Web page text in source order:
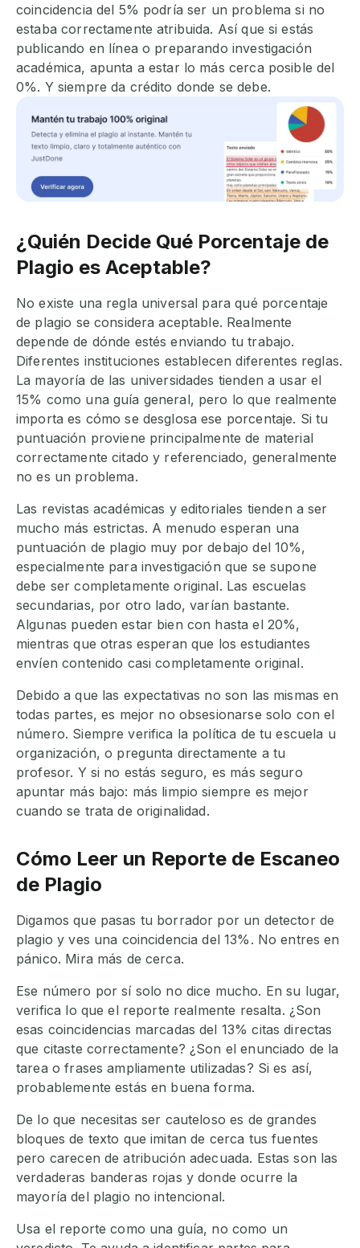
coincidencia del 5% podría ser un problema si no
estaba correctamente atribuida. Así que si estás
publicando en línea o preparando investigación
académica, apunta a estar lo más cerca posible del
0%. Y siempre da crédito donde se debe.
¿Quién Decide Qué Porcentaje de
Plagio es Aceptable?
No existe una regla universal para qué porcentaje
de plagio se considera aceptable. Realmente
depende de dónde estés enviando tu trabajo.
Diferentes instituciones establecen diferentes reglas.
La mayoría de las universidades tienden a usar el
15% como una guía general, pero lo que realmente
importa es cómo se desglosa ese porcentaje. Si tu
puntuación proviene principalmente de material
correctamente citado y referenciado, generalmente
no es un problema.
Las revistas académicas y editoriales tienden a ser
mucho más estrictas. A menudo esperan una
puntuación de plagio muy por debajo del 10%,
especialmente para investigación que se supone
debe ser completamente original. Las escuelas
secundarias, por otro lado, varían bastante.
Algunas pueden estar bien con hasta el 20%,
mientras que otras esperan que los estudiantes
envíen contenido casi completamente original.
Debido a que las expectativas no son las mismas en
todas partes, es mejor no obsesionarse solo con el
número. Siempre verifica la política de tu escuela u
organización, o pregunta directamente a tu
profesor. Y si no estás seguro, es más seguro
apuntar más bajo: más limpio siempre es mejor
cuando se trata de originalidad.
Cómo Leer un Reporte de Escaneo
de Plagio
Digamos que pasas tu borrador por un detector de
plagio y ves una coincidencia del 13%. No entres en
pánico. Mira más de cerca.
Ese número por sí solo no dice mucho. En su lugar,
verifica lo que el reporte realmente resalta. ¿Son
esas coincidencias marcadas del 13% citas directas
que citaste correctamente? ¿Son el enunciado de la
tarea o frases ampliamente utilizadas? Si es así,
probablemente estás en buena forma.
De lo que necesitas ser cauteloso es de grandes
bloques de texto que imitan de cerca tus fuentes
pero carecen de atribución adecuada. Estas son las
verdaderas banderas rojas y donde ocurre la
mayoría del plagio no intencional.
Usa el reporte como una guía, no como un